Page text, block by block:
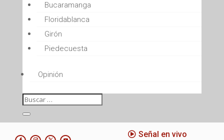
Bucaramanga
Floridablanca
Girón
Piedecuesta
Opinión
Señal en vivo